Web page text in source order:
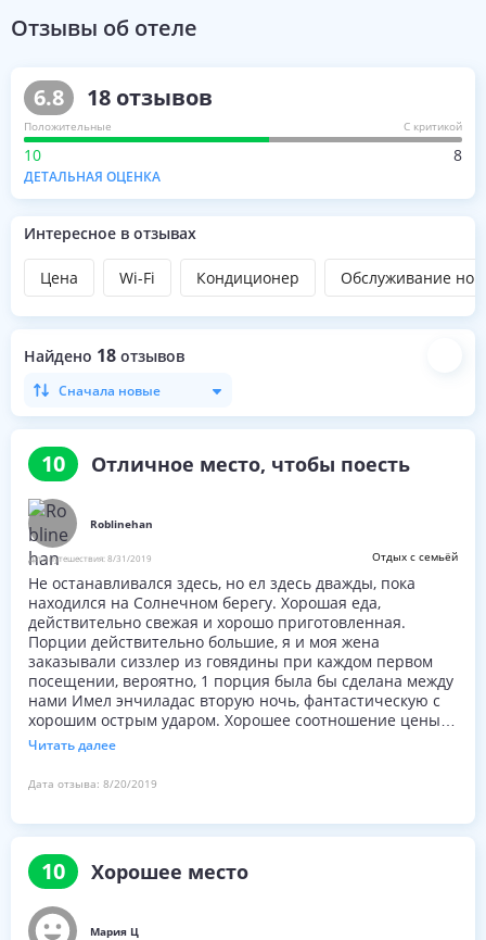
Отзывы об отеле
6.8 18 отзывов
Положительные С критикой
10 8
ДЕТАЛЬНАЯ ОЦЕНКА
Интересное в отзывах
Цена Wi-Fi Кондиционер Обслуживание
Найдено 18 отзывов
Сначала новые
10 Отличное место, чтобы поесть
Roblinehan
Дата путешествия:8/31/2019 Отдых с семьёй
Не останавливался здесь, но ел здесь дважды, пока
находился на Солнечном берегу. Хорошая еда,
действительно свежая и хорошо приготовленная.
Порции действительно большие, я и моя жена
заказывали сиззлер из говядины при каждом первом
посещении, вероятно, 1 порция была бы сделана между
нами Имел энчиладас вторую ночь, фантастическую с
хорошим острым ударом. Хорошее соотношение цены и
качества и нашел персонал очень приятным.
Читать далее
Дата отзыва: 8/20/2019
10 Хорошее место
Мария Ц